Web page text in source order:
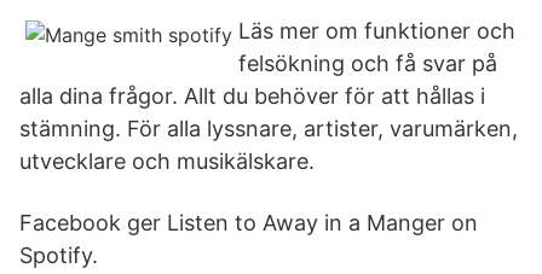
Läs mer om funktioner och
felsökning och få svar på
alla dina frågor. Allt du behöver för att hållas i
stämning. För alla lyssnare, artister, varumärken,
utvecklare och musikälskare.
Facebook ger Listen to Away in a Manger on
Spotify.